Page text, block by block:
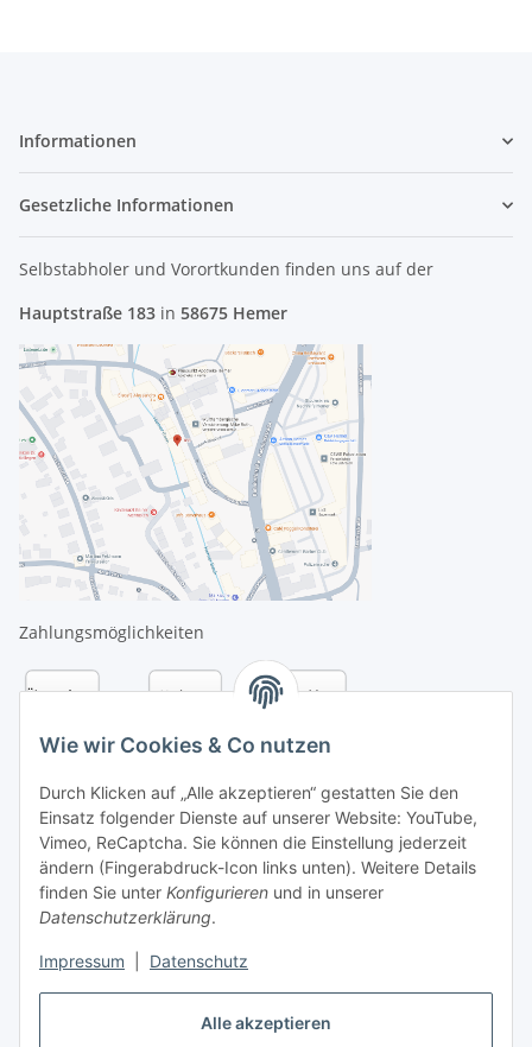
Alle akzeptieren
Wie wir Cookies & Co nutzen
Durch Klicken auf „Alle akzeptieren“ gestatten Sie den
Einsatz folgender Dienste auf unserer Website: YouTube,
Vimeo, ReCaptcha. Sie können die Einstellung jederzeit
ändern (Fingerabdruck-Icon links unten). Weitere Details
finden Sie unter Konfigurieren und in unserer
Datenschutzerklärung.
Impressum Datenschutz
Informationen
Gesetzliche Informationen
Selbstabholer und Vorortkunden finden uns auf der
Hauptstraße 183 in 58675 Hemer
Zahlungsmöglichkeiten